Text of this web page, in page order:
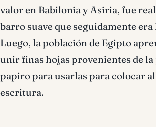
valor en Babilonia y Asiria, fue
barro suave que seguidamente
Luego, la población de Egipto
unir finas hojas provenientes de la
papiro para usarlas para colocar
escritura.